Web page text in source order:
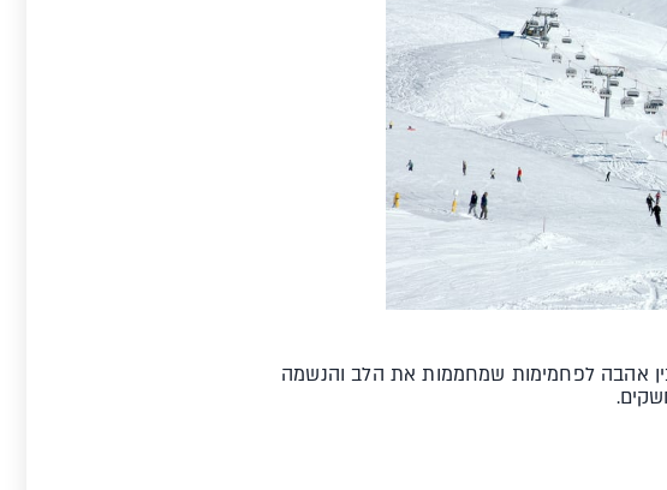
אהבה לפחמימות שמחממות את הלב והנשמה